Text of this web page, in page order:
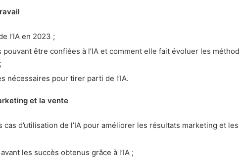
l’IA en 2023 ;
être confiées à l’IA et comment elle fait évoluer les
nécessaires pour tirer parti de l’IA.
et la vente
d’utilisation de l’IA pour améliorer les résultats marketing et les
les succès obtenus grâce à l’IA ;